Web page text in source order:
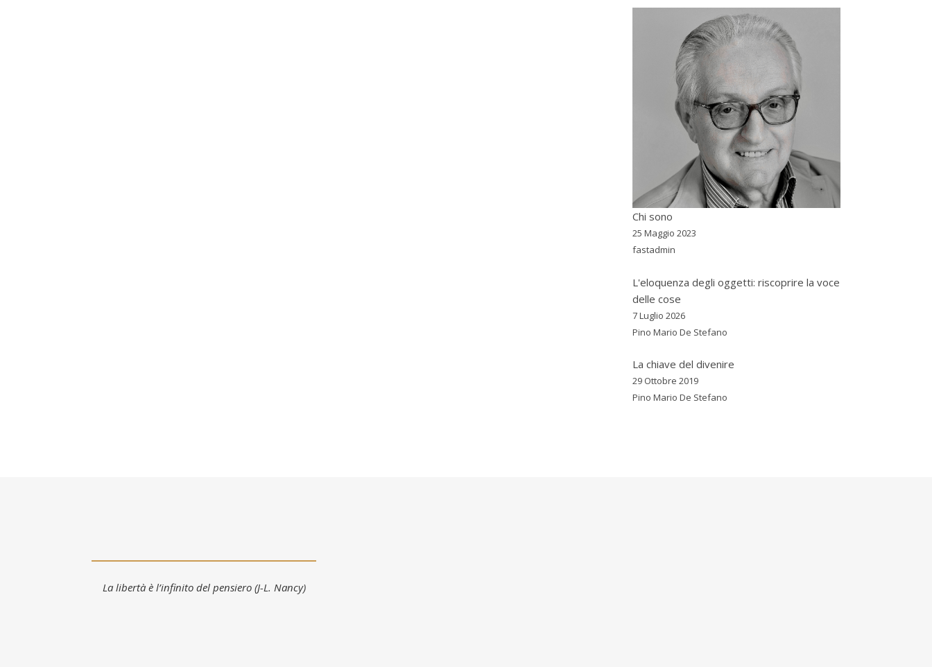
Chi sono
25 Maggio 2023
fastadmin
L'eloquenza degli oggetti: riscoprire la voce
delle cose
7 Luglio 2026
Pino Mario De Stefano
La chiave del divenire
29 Ottobre 2019
Pino Mario De Stefano
La libertà è l’infinito del pensiero (J-L. Nancy)